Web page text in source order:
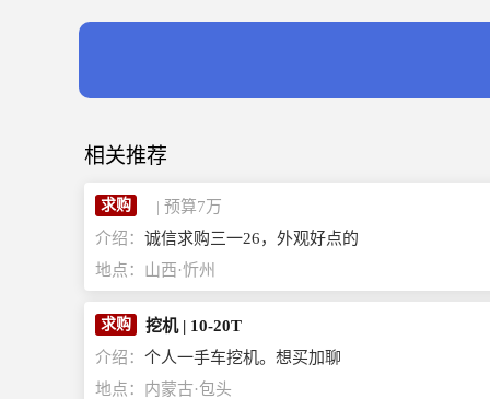
相关推荐
求购 | 预算7 万
介绍： 诚信求购三一26，外观好点的
地点： 山西·忻州
求购 挖机| 10-20T
介绍： 个人一手车挖机。想买加聊
地点： 内蒙古·包头